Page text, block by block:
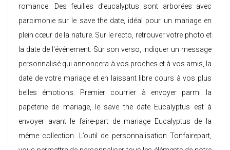
romance. Des feuilles d’eucalyptus sont arborées avec
parcimonie sur le save the date, idéal pour un mariage en
plein cœur de la nature. Sur le recto, retrouver votre photo et
la date de l'événement. Sur son verso, indiquer un message
personnalisé qui annoncera à vos proches et à vos amis, la
date de votre mariage et en laissant libre cours à vos plus
belles émotions. Premier courrier à envoyer parmi la
papeterie de mariage, le save the date Eucalyptus est à
envoyer avant le faire-part de mariage Eucalyptus de la
même collection. L’outil de personnalisation Tonfairepart,